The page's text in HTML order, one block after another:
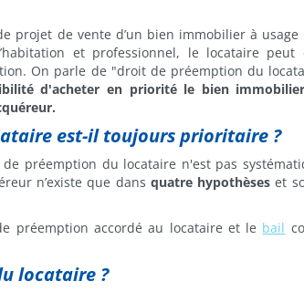
projet de vente d’un bien immobilier à usage
et professionnel, le locataire peut
On parle de "droit de préemption du
d'acheter en priorité le bien
est-il toujours prioritaire ?
préemption du locataire n'est pas
n’existe que dans quatre hypothèses et
préemption accordé au locataire et le bail
locataire ?